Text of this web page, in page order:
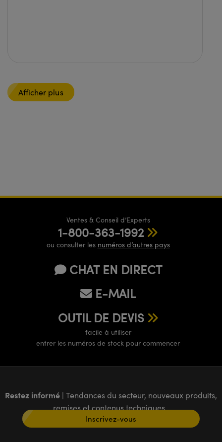
Afficher plus
Ventes & Conseil d’Experts
1-800-363-1992
ou consulter les numéros d’autres pays
CHAT EN DIRECT
E-MAIL
OUTIL DE DEVIS
facile à utiliser
entrer les numéros de stock pour commencer
Restez informé | Tendances du secteur, nouveaux produits,
remises et contenus techniques
Inscrivez-vous